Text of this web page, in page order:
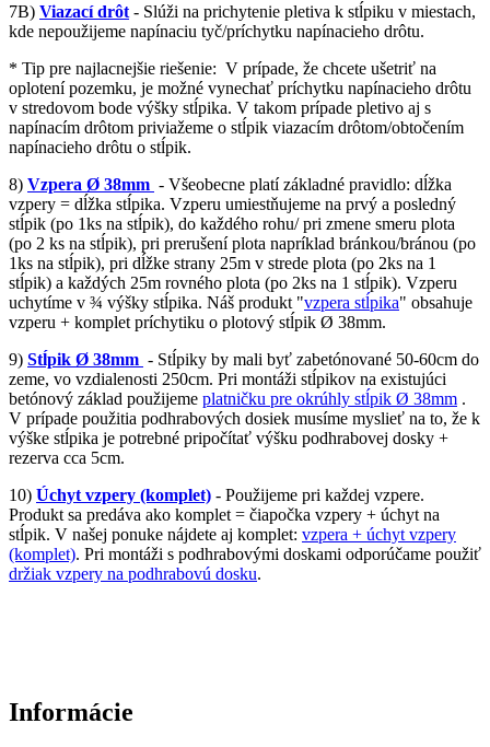
7B) Viazací drôt - Slúži na prichytenie pletiva k stĺpiku v miestach,
kde nepoužijeme napínaciu tyč/príchytku napínacieho drôtu.
* Tip pre najlacnejšie riešenie: V prípade, že chcete ušetriť na
oplotení pozemku, je možné vynechať príchytku napínacieho drôtu
v stredovom bode výšky stĺpika. V takom prípade pletivo aj s
napínacím drôtom priviažeme o stĺpik viazacím drôtom/obtočením
napínacieho drôtu o stĺpik.
8) Vzpera Ø 38mm - Všeobecne platí základné pravidlo: dĺžka
vzpery = dĺžka stĺpika. Vzperu umiestňujeme na prvý a posledný
stĺpik (po 1ks na stĺpik), do každého rohu/ pri zmene smeru plota
(po 2 ks na stĺpik), pri prerušení plota napríklad bránkou/bránou (po
1ks na stĺpik), pri dĺžke strany 25m v strede plota (po 2ks na 1
stĺpik) a každých 25m rovného plota (po 2ks na 1 stĺpik). Vzperu
uchytíme v ¾ výšky stĺpika. Náš produkt "vzpera stĺpika" obsahuje
vzperu + komplet príchytiku o plotový stĺpik Ø 38mm.
9) Stĺpik Ø 38mm - Stĺpiky by mali byť zabetónované 50-60cm do
zeme, vo vzdialenosti 250cm. Pri montáži stĺpikov na existujúci
betónový základ použijeme platničku pre okrúhly stĺpik Ø 38mm .
V prípade použitia podhrabových dosiek musíme myslieť na to, že k
výške stĺpika je potrebné pripočítať výšku podhrabovej dosky +
rezerva cca 5cm.
10) Úchyt vzpery (komplet) - Použijeme pri každej vzpere.
Produkt sa predáva ako komplet = čiapočka vzpery + úchyt na
stĺpik. V našej ponuke nájdete aj komplet: vzpera + úchyt vzpery
(komplet). Pri montáži s podhrabovými doskami odporúčame použiť
držiak vzpery na podhrabovú dosku.
Informácie